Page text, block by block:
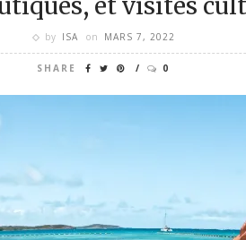
by ISA on MARS 7, 2022
SHARE 0